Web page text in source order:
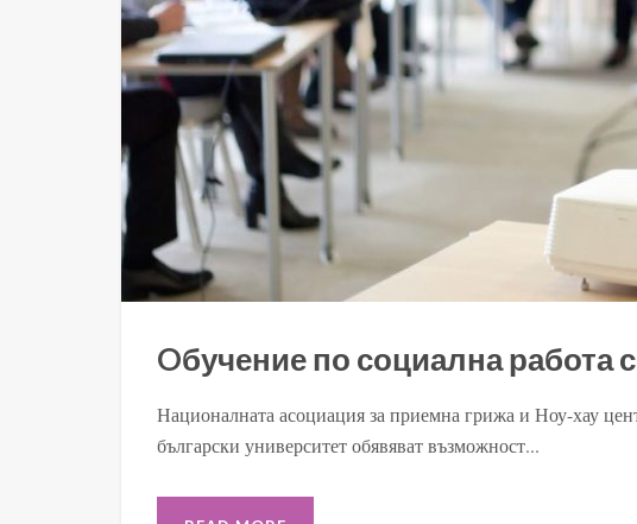
Oбучение по социална работа
Националната асоциация за приемна грижа и Ноу-хау
български университет обявяват възможност...